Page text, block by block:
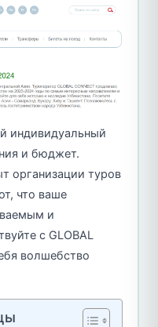
индивидуальный
и бюджет.
организации туров
что ваше
и
с GLOBAL
волшебство